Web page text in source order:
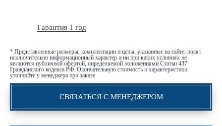
Гарантия 1 год
* Представленные размеры, комплектации и цены, указанные на сайте, носят
исключительно информационный характер и ни при каких условиях не
являются публичной офертой, определяемой положениями Статьи 437
Гражданского кодекса РФ. Окончательную стоимость и характеристики
уточняйте у менеджера при заказе
СВЯЗАТЬСЯ С МЕНЕДЖЕРОМ